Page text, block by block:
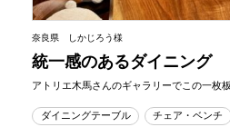
奈良県 しかじろう様
統一感のあるダイニング
アトリエ木馬さんのギャラリーでこの一枚
ダイニングテーブル チェア・ベンチ